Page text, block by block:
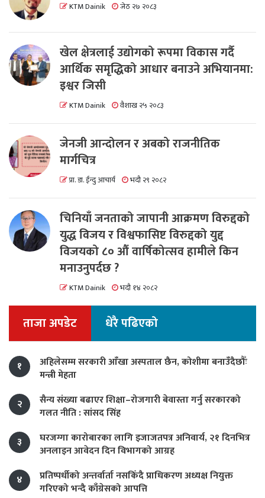
KTM Dainik जेठ २७ २०८३
खेल क्षेत्रलाई उद्योगको रूपमा विकास गर्दै
आर्थिक समृद्धिको आधार बनाउने अभियानमा:
इश्वर जिसी
KTM Dainik वैशाख २५ २०८३
जेनजी आन्दोलन र अबको राजनीतिक
मार्गचित्र
प्रा. डा. ईन्दु आचार्य भदौ २९ २०८२
चिनियाँ जनताको जापानी आक्रमण विरुद्दको
युद्ध विजय र विश्वफासिष्ट विरुद्दको युद्द
विजयको ८० औं वार्षिकोत्सव हामीले किन
मनाउनुपर्दछ ?
KTM Dainik भदौ १४ २०८२
ताजा अपडेट धेरै पढिएको
१
अहिलेसम्म सरकारी आँखा अस्पताल छैन, कोशीमा बनाउँदैछौँः
मन्त्री मेहता
२
सैन्य संख्या बढाएर शिक्षा–रोजगारी बेवास्ता गर्नु सरकारको
गलत नीति : सांसद सिंह
३
घरजग्गा कारोबारका लागि इजाजतपत्र अनिवार्य, २१ दिनभित्र
अनलाइन आवेदन दिन विभागको आग्रह
४
प्रतिष्पर्धीको अन्तर्वार्ता नसकिँदै प्राधिकरण अध्यक्ष नियुक्त
गरिएको भन्दै काँग्रेसको आपत्ति